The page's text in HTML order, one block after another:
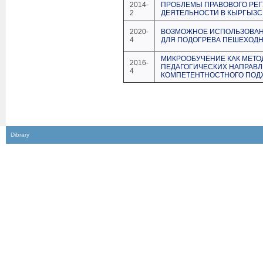
2014-
2
ПРОБЛЕМЫ ПРАВОВОГО
ДЕЯТЕЛЬНОСТИ В
2020-
4
ВОЗМОЖНОЕ
ДЛЯ ПОДОГРЕВА
2016-
4
МИКРООБУЧЕНИЕ КАК
ПЕДАГОГИЧЕСКИХ
КОМПЕТЕНТНОСТНОГО
Dibrary